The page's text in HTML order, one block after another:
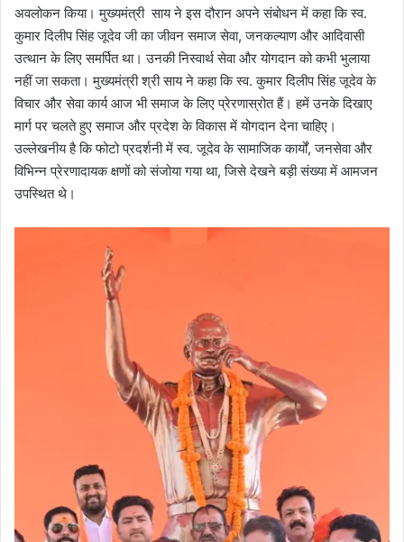
अवलोकन किया। मुख्यमंत्री साय ने इस दौरान अपने संबोधन में कहा कि स्व.
कुमार दिलीप सिंह जूदेव जी का जीवन समाज सेवा, जनकल्याण और आदिवासी
उत्थान के लिए समर्पित था। उनकी निस्वार्थ सेवा और योगदान को कभी भुलाया
नहीं जा सकता। मुख्यमंत्री श्री साय ने कहा कि स्व. कुमार दिलीप सिंह जूदेव के
विचार और सेवा कार्य आज भी समाज के लिए प्रेरणास्रोत हैं। हमें उनके दिखाए
मार्ग पर चलते हुए समाज और प्रदेश के विकास में योगदान देना चाहिए।
उल्लेखनीय है कि फोटो प्रदर्शनी में स्व. जूदेव के सामाजिक कार्यों, जनसेवा और
विभिन्न प्रेरणादायक क्षणों को संजोया गया था, जिसे देखने बड़ी संख्या में आमजन
उपस्थित थे।